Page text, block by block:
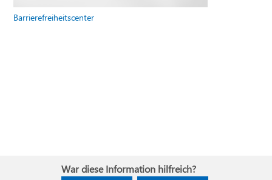
Barrierefreiheitscenter
War diese Information hilfreich?